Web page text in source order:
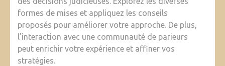
formes de mises et appliquez les conseils
proposés pour améliorer votre approche. De plus,
l’interaction avec une communauté de parieurs
peut enrichir votre expérience et affiner vos
stratégies.